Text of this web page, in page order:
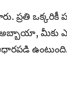
ప్రతి
మీకు